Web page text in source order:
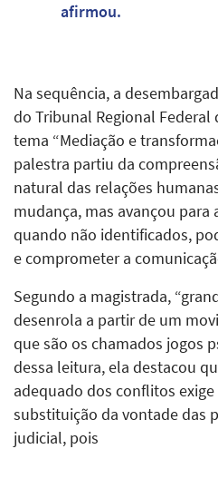
afirmou.
Na sequência, a
do Tribunal Regional Federal
tema “Mediação e
palestra partiu da
natural das relações
mudança, mas avançou para
quando não identificados,
e comprometer a
Segundo a magistrada,
desenrola a partir de um
que são os chamados jogos
dessa leitura, ela destacou
adequado dos conflitos
substituição da vontade das
judicial, pois